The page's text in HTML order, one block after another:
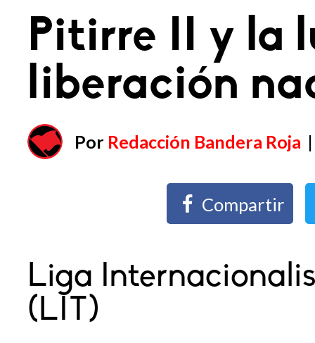
Pitirre II y la
liberación
Por Redacción Bandera Roja
Compartir
Liga
(LIT)